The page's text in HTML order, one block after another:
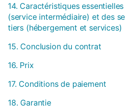
14. Caractéristiques
(service intermédiaire) et des
tiers (hébergement et services)
15. Conclusion du contrat
16. Prix
17. Conditions de paiement
18. Garantie